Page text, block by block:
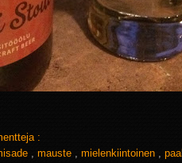
:
mauste mielenkiintoinen